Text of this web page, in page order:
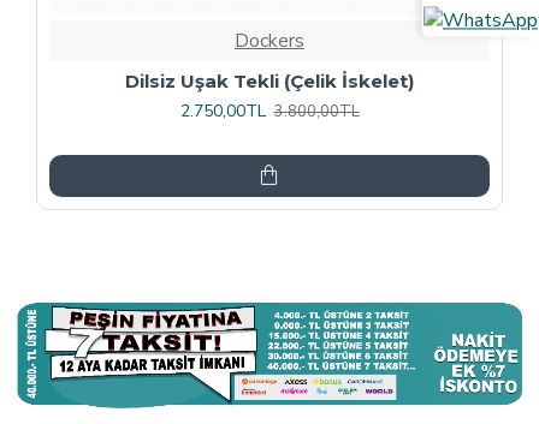
Dockers
Tv Lcd Standı 5484
3.375,00TL 4.500,00TL